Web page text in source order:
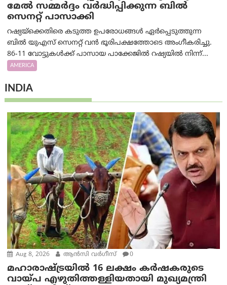
മേൽ സമ്മർദ്ദം വർദ്ധിപ്പിക്കുന്ന ബിൽ
സെനറ്റ് പാസാക്കി
റഷ്യയ്‌ക്കെതിരെ കടുത്ത ഉപരോധങ്ങൾ ഏർപ്പെടുത്തുന്ന
ബിൽ യുഎസ് സെനറ്റ് വൻ ഭൂരിപക്ഷത്തോടെ അംഗീകരിച്ചു.
86-11 വോട്ടുകൾക്ക് പാസായ പാക്കേജിൽ റഷ്യയിൽ നിന്ന്...
AMERICA
INDIA
Aug 8, 2026 ആന്‍സി വര്‍ഗീസ് 0
മഹാരാഷ്ട്രയിൽ 16 ലക്ഷം കർഷകരുടെ
വായ്പ എഴുതിത്തള്ളിയതായി മുഖ്യമന്ത്രി